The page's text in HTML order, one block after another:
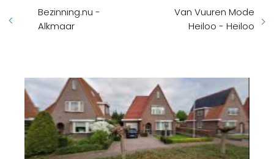
Bezinning.nu -
Alkmaar
Van Vuuren Mode
Heiloo - Heiloo